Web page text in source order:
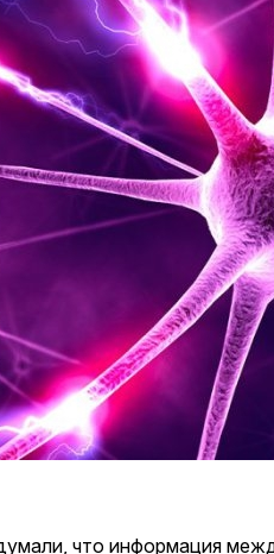
что информация